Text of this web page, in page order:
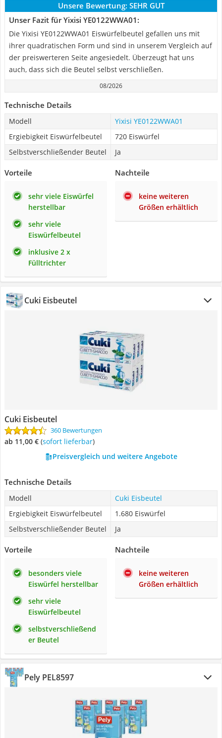
Unsere Bewertung: SEHR GUT
Unser Fazit für Yixisi YE0122WWA01:
Die Yixisi YE0122WWA01 Eiswürfelbeutel gefallen uns mit
ihrer quadratischen Form und sind in unserem Vergleich auf
der preiswerteren Seite angesiedelt. Überzeugt hat uns
auch, dass sich die Beutel selbst verschließen.
08/2026
Technische Details
Modell
Yixisi YE0122WWA01
Ergiebigkeit Eiswürfelbeutel
720 Eiswürfel
Selbstverschließender Beutel
Ja
Vorteile
sehr viele Eiswürfel
herstellbar
sehr viele
Eiswürfelbeutel
inklusive 2 x
Fülltrichter
Nachteile
keine weiteren
Größen erhältlich
Cuki Eisbeutel
Cuki Eisbeutel
360 Bewertungen
ab 11,00 € ( Sofort lieferbar)
Preisvergleich und weitere Angebote
Technische Details
Modell
Cuki Eisbeutel
Ergiebigkeit Eiswürfelbeutel
1.680 Eiswürfel
Selbstverschließender Beutel
Ja
Vorteile
besonders viele
Eiswürfel herstellbar
sehr viele
Eiswürfelbeutel
selbstverschließend
er Beutel
Nachteile
keine weiteren
Größen erhältlich
Pely PEL8597